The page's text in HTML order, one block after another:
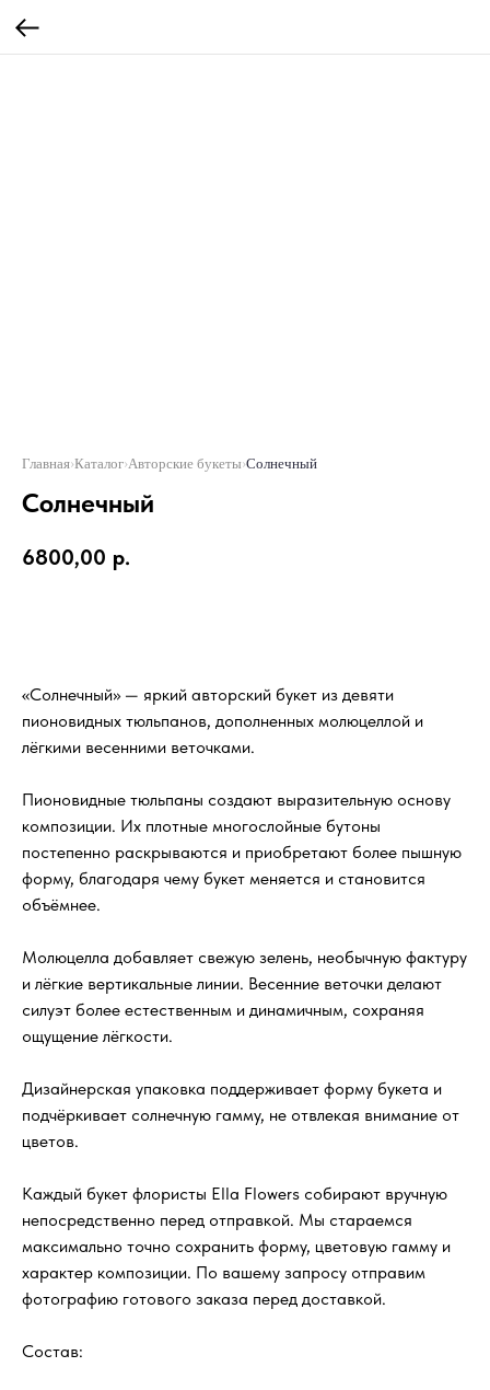
Главная›Каталог›Авторские букеты›Солнечный
Солнечный
6800,00 р.
«Солнечный» — яркий авторский букет из девяти
пионовидных тюльпанов, дополненных молюцеллой и
лёгкими весенними веточками.
Пионовидные тюльпаны создают выразительную основу
композиции. Их плотные многослойные бутоны
постепенно раскрываются и приобретают более пышную
форму, благодаря чему букет меняется и становится
объёмнее.
Молюцелла добавляет свежую зелень, необычную фактуру
и лёгкие вертикальные линии. Весенние веточки делают
силуэт более естественным и динамичным, сохраняя
ощущение лёгкости.
Дизайнерская упаковка поддерживает форму букета и
подчёркивает солнечную гамму, не отвлекая внимание от
цветов.
Каждый букет флористы Ella Flowers собирают вручную
непосредственно перед отправкой. Мы стараемся
максимально точно сохранить форму, цветовую гамму и
характер композиции. По вашему запросу отправим
фотографию готового заказа перед доставкой.
Состав: